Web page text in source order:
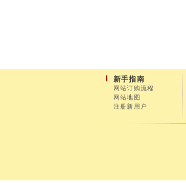
新手指南
网站订购流程
网站地图
注册新用户